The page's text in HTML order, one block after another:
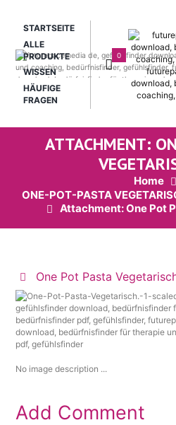
STARTSEITE
ALLE
PRODUKTE
WISSEN
HÄUFIGE
FRAGEN
0
ATTACHMENT:
Home
ONE-POT-PASTA
Attachment: One Pot
One Pot Pasta
No image description ...
Add Comment